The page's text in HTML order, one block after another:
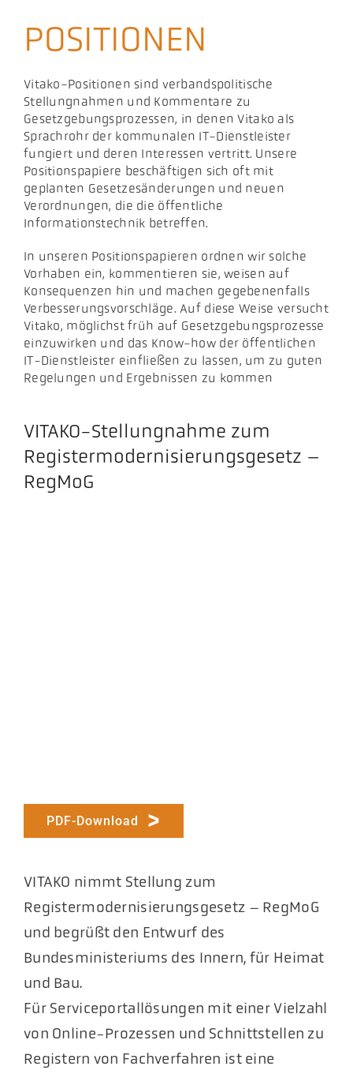
POSITIONEN
Vitako-Positionen sind verbandspolitische
Stellungnahmen und Kommentare zu
Gesetzgebungsprozessen, in denen Vitako als
Sprachrohr der kommunalen IT-Dienstleister
fungiert und deren Interessen vertritt. Unsere
Positionspapiere beschäftigen sich oft mit
geplanten Gesetzesänderungen und neuen
Verordnungen, die die öffentliche
Informationstechnik betreffen.
In unseren Positionspapieren ordnen wir solche
Vorhaben ein, kommentieren sie, weisen auf
Konsequenzen hin und machen gegebenenfalls
Verbesserungsvorschläge. Auf diese Weise versucht
Vitako, möglichst früh auf Gesetzgebungsprozesse
einzuwirken und das Know-how der öffentlichen
IT-Dienstleister einfließen zu lassen, um zu guten
Regelungen und Ergebnissen zu kommen
VITAKO-Stellungnahme zum
Registermodernisierungsgesetz –
RegMoG
PDF-Download
VITAKO nimmt Stellung zum
Registermodernisierungsgesetz – RegMoG
und begrüßt den Entwurf des
Bundesministeriums des Innern, für Heimat
und Bau.
Für Serviceportallösungen mit einer Vielzahl
von Online-Prozessen und Schnittstellen zu
Registern von Fachverfahren ist eine